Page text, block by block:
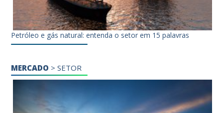
Petróleo e gás natural: entenda o setor em 15 palavras
MERCADO >SETOR